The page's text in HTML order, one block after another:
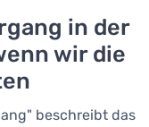
in der
wir die
beschreibt das